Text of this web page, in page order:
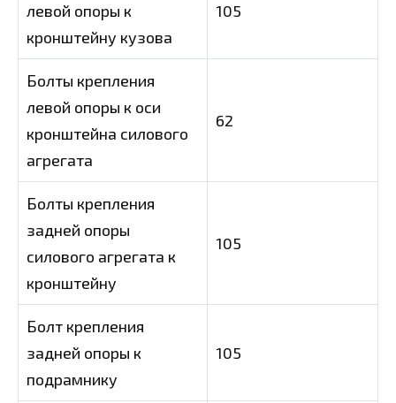
левой опоры к
кронштейну кузова
105
Болты крепления
левой опоры к оси
кронштейна силового
агрегата
62
Болты крепления
задней опоры
силового агрегата к
кронштейну
105
Болт крепления
задней опоры к
подрамнику
105